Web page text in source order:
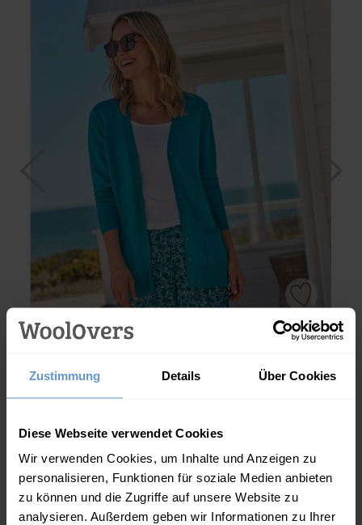
Zustimmung Details Über Cookies
Diese Webseite verwendet Cookies
Wir verwenden Cookies, um Inhalte und Anzeigen zu
personalisieren, Funktionen für soziale Medien anbieten
zu können und die Zugriffe auf unsere Website zu
analysieren. Außerdem geben wir Informationen zu Ihrer
Long-Strickjacke mit V-Ausschnitt aus Baumwolle
(20 Bewertungen) IN DEN WARENKORB